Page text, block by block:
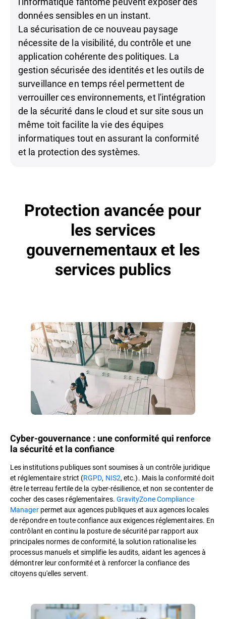
données sensibles en un instant.
La sécurisation de ce nouveau paysage
nécessite de la visibilité, du contrôle et une
application cohérente des politiques. La
gestion sécurisée des identités et les outils de
surveillance en temps réel permettent de
verrouiller ces environnements, et l'intégration
de la sécurité dans le cloud et sur site sous un
même toit facilite la vie des équipes
informatiques tout en assurant la conformité
et la protection des systèmes.
Protection avancée pour
les services
gouvernementaux et les
services publics
Cyber-gouvernance : une conformité qui renforce
la sécurité et la confiance
Les institutions publiques sont soumises à un contrôle juridique
et réglementaire strict (RGPD, NIS2, etc.). Mais la conformité doit
être le terreau fertile de la cyber-résilience, et non se contenter de
cocher des cases réglementaires. GravityZone Compliance
Managerpermet aux agences publiques et aux agences locales
de répondre en toute confiance aux exigences réglementaires. En
contrôlant en continu la posture de sécurité par rapport aux
principales normes de conformité, la solution rationalise les
processus manuels et simplifie les audits, aidant les agences à
démontrer leur conformité et à renforcer la confiance des
citoyens qu'elles servent.